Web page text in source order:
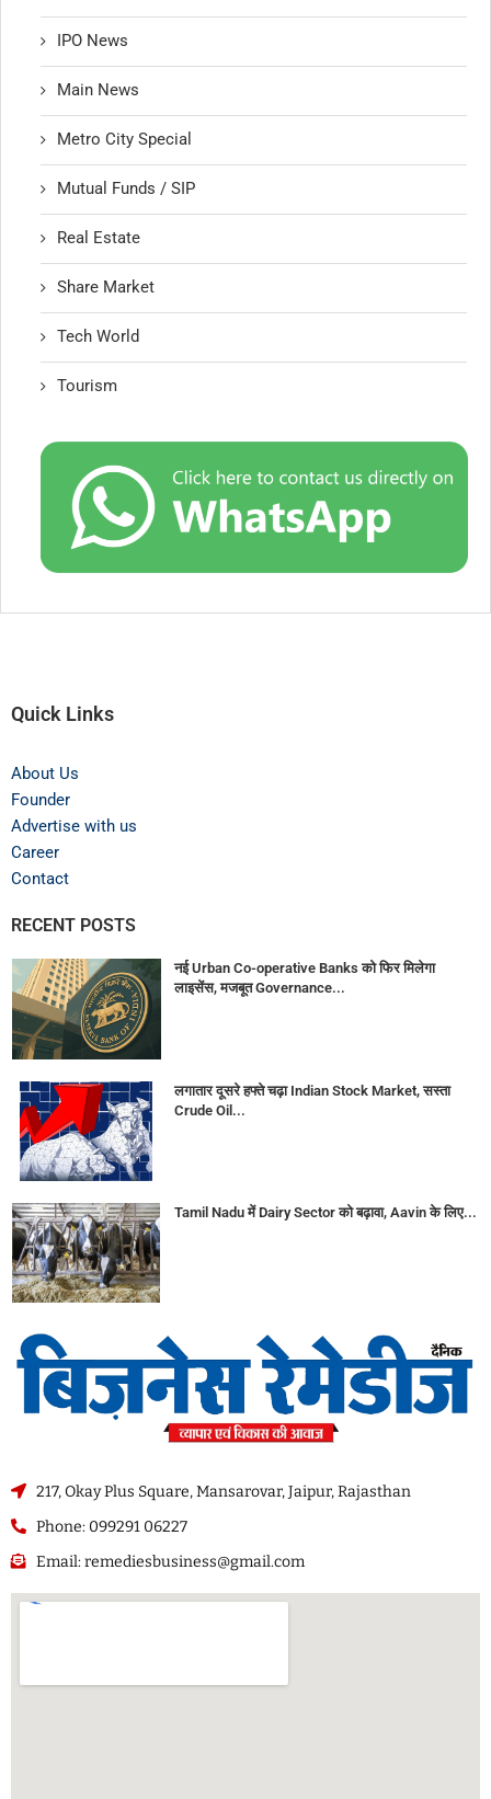
IPO News
Main News
Metro City Special
Mutual Funds / SIP
Real Estate
Share Market
Tech World
Tourism
Quick Links
About Us
Founder
Advertise with us
Career
Contact
RECENT POSTS
नई Urban Co-operative Banks को फिर मिलेगा
लाइसेंस, मजबूत Governance...
लगातार दूसरे हफ्ते चढ़ा Indian Stock Market, सस्ता
Crude Oil...
Tamil Nadu में Dairy Sector को बढ़ावा, Aavin के लिए...
217, Okay Plus Square, Mansarovar, Jaipur, Rajasthan
Phone: 099291 06227
Email: remediesbusiness@gmail.com